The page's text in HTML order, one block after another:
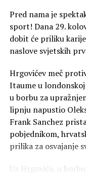
RELATED TOPICS:
UP NEXT
TJEDNI
Jadran Topić-Ćela
DON'T MISS
Hrvatska nije ispala
bestijalno izbačena!
Pred nama je
sport! Dana 29.
dobit će priliku
naslove svjetskih
​Hrgovićev meč
Itaume u
u borbu za
lipnju napustio
Frank Sanchez
pobjednikom,
prilika za osvajanje
​Uz Hrgovića, u